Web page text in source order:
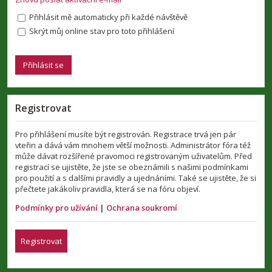
Přihlásit mě automaticky při každé návštěvě
Skrýt můj online stav pro toto přihlášení
Registrovat
Pro přihlášení musíte být registrován. Registrace trvá jen pár
vteřin a dává vám mnohem větší možnosti. Administrátor fóra též
může dávat rozšířené pravomoci registrovaným uživatelům. Před
registrací se ujistěte, že jste se obeznámili s našimi podmínkami
pro použití a s dalšími pravidly a ujednáními. Také se ujistěte, že si
přečtete jakákoliv pravidla, která se na fóru objeví.
Podmínky pro užívání | Ochrana soukromí
Registrovat